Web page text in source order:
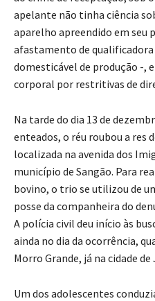
apelante não tinha ciência
aparelho apreendido em seu
afastamento de
domesticável de produção -,
corporal por restritivas de
Na tarde do dia 13 de
enteados, o réu roubou a res
localizada na avenida dos
município de Sangão. Para
bovino, o trio se utilizou de
posse da companheira do
A polícia civil deu início às
ainda no dia da ocorrência,
Morro Grande, já na cidade de
Um dos adolescentes